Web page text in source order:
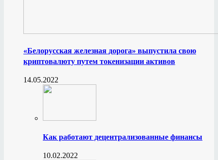
«Белорусская железная дорога» выпустила свою
криптовалюту путем токенизации активов
14.05.2022
Как работают децентрализованные финансы
10.02.2022